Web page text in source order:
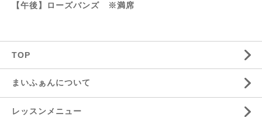
【午後】ローズバンズ ※満席
TOP
まいふぁんについて
レッスンメニュー